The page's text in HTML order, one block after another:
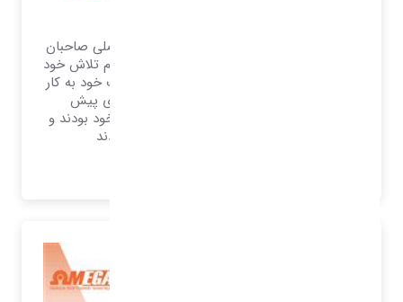
فروش اینترنتی امروزه به یکی از دغدغه‌های اصلی صاحبان
مشاغل تبدیل‌شده است. همه کسب‌وکارها تمام تلاش خود
را در راستای فروش بیشتر محصولات و خدمات خود به کار
می‌گیرند. صاحبان مشاغل مختلف تا چندی پیش
گوش‌به‌زنگ اخبار و اطلاعات حوزه کسب‌وکار خود بودند و
کاملاً رقبای خود و بازار را رصد می‌کردند